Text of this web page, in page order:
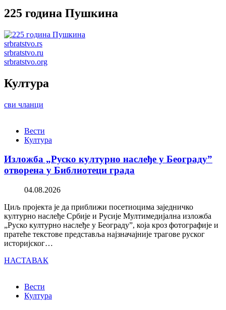
225 година Пушкина
srbratstvo.rs
srbratstvo.ru
srbratstvo.org
Култура
сви чланци
Вести
Култура
Изложба „Руско културно наслеђе у Београду”
отворена у Библиотеци града
04.08.2026
Циљ пројекта је да приближи посетиоцима заједничко
културно наслеђе Србије и Русије Мултимедијална изложба
„Руско културно наслеђе у Београду”, која кроз фотографије и
пратеће текстове представља најзначајније трагове руског
историјског…
НАСТАВАК
Вести
Култура